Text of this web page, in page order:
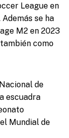
League en
se ha
M2 en 2023
como
de
escuadra
Mundial de